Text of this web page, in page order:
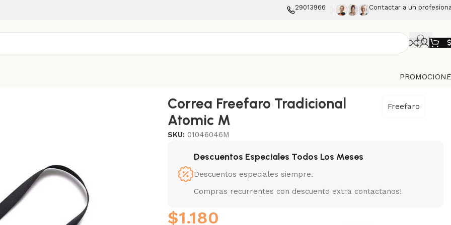
29013966 Contactar a un
$
Correa Freefaro Tradicional
Atomic M
Freefaro
SKU: 01046046M
Descuentos Especiales Todos Los Meses
Descuentos especiales siempre.
Compras recurrentes con descuento extra contactanos!
$1.180